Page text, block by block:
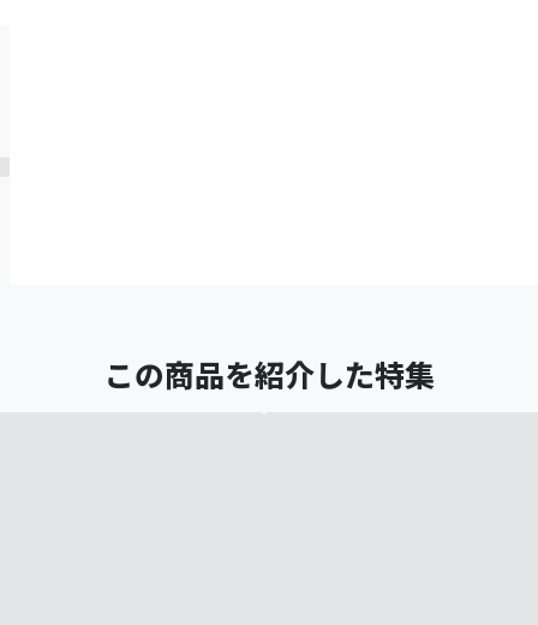
この商品を紹介した特集